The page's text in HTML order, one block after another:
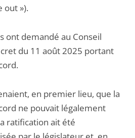
out »).
ont demandé au Conseil
du 11 août 2025 portant
en premier lieu, que la
ne pouvait légalement
ratification ait été